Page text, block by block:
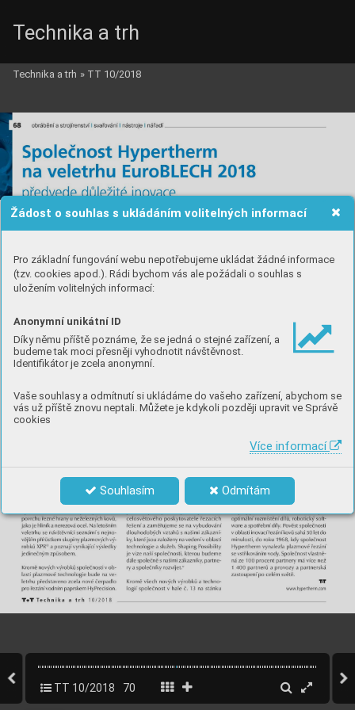
Žádost o souhlas s ukládáním volitelných informací
Pro základní fungování webu nepotřebujeme ukládat žádné informace
(tzv. cookies apod.). Rádi bychom vás ale požádali o souhlas s
uložením volitelných informací:
Anonymní unikátní ID
Díky němu příště poznáme, že se jedná o stejné zařízení, a
budeme tak moci přesněji vyhodnotit návštěvnost.
Identifikátor je zcela anonymní.
Vaše souhlasy a odmítnutí si ukládáme do vašeho zařízení, abychom se
vás už příště znovu neptali. Můžete je kdykoli později upravit ve Správě
cookies
Více informací
Souhlasím Odmítám
Technika a trh
Technika a trh » TT 10/2018
TT 10/2018 70